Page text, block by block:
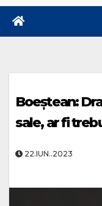
Boeștean:
sale, ar fi
22.IUN..2023